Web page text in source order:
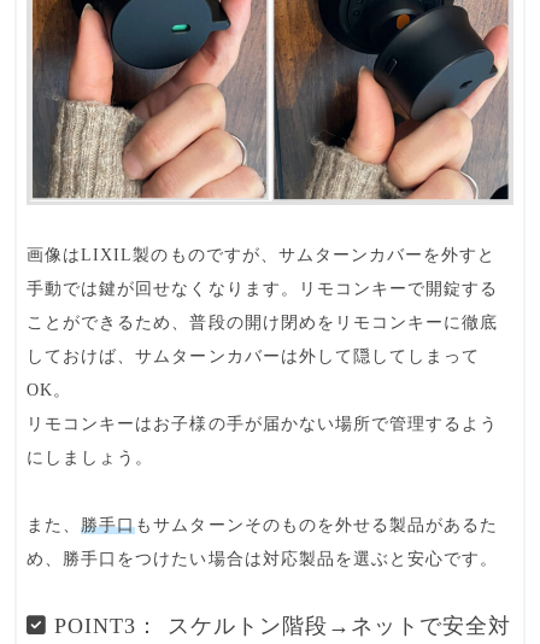
画像はLIXIL製のものですが、サムターンカバーを外すと
手動では鍵が回せなく なります。リモコンキーで開錠する
ことができるため、普段の開け閉めをリモコンキーに徹底
しておけば、サムターンカバーは外して隠してしまって
OK。
リモコンキーはお子様の手が届かない場所で管理するよう
にしましょう。
また、勝手口もサムターンそのものを外せる製品があるた
め、勝手口をつけたい場合は対応製品を選ぶと安心です。
POINT3： スケルトン階段→ネットで安全対